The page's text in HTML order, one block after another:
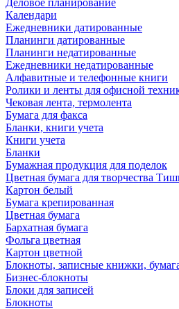
Деловое планирование
Календари
Ежедневники датированные
Планинги датированные
Планинги недатированные
Ежедневники недатированные
Алфавитные и телефонные книги
Ролики и ленты для офисной
Чековая лента, термолента
Бумага для факса
Бланки, книги учета
Книги учета
Бланки
Бумажная продукция для поделок
Цветная бумага для творчества
Картон белый
Бумага крепированная
Цветная бумага
Бархатная бумага
Фольга цветная
Картон цветной
Блокноты, записные книжки,
Бизнес-блокноты
Блоки для записей
Блокноты